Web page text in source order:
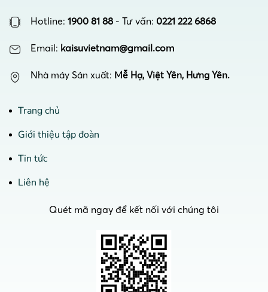
Hotline: 1900 81 88 - Tư vấn: 0221 222 6868
Email: kaisuvietnam@gmail.com
Nhà máy Sản xuất: Mễ Hạ, Việt Yên, Hưng Yên.
Trang chủ
Giới thiệu tập đoàn
Tin tức
Liên hệ
Quét mã ngay để kết nối với chúng tôi